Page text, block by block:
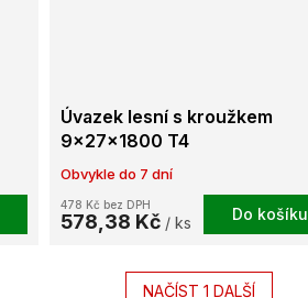
Úvazek lesní s kroužkem
9x27x1800 T4
Obvykle do 7 dní
478 Kč bez DPH
578,38 Kč / ks Do košíku
NAČÍST 1 DALŠÍ